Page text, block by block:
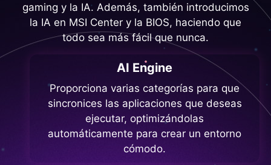
gaming y la IA. Además, también introducimos
la IA en MSI Center y la BIOS, haciendo que
todo sea más fácil que nunca.
AI Engine
Proporciona varias categorías para que
sincronices las aplicaciones que deseas
ejecutar, optimizándolas
automáticamente para crear un entorno
cómodo.